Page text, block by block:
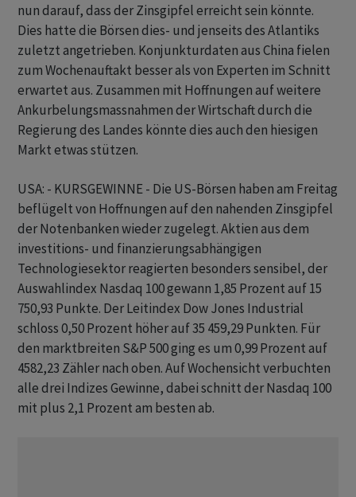
nun darauf, dass der Zinsgipfel erreicht sein könnte.
Dies hatte die Börsen dies- und jenseits des Atlantiks
zuletzt angetrieben. Konjunkturdaten aus China fielen
zum Wochenauftakt besser als von Experten im Schnitt
erwartet aus. Zusammen mit Hoffnungen auf weitere
Ankurbelungsmassnahmen der Wirtschaft durch die
Regierung des Landes könnte dies auch den hiesigen
Markt etwas stützen.
USA: - KURSGEWINNE - Die US-Börsen haben am Freitag
beflügelt von Hoffnungen auf den nahenden Zinsgipfel
der Notenbanken wieder zugelegt. Aktien aus dem
investitions- und finanzierungsabhängigen
Technologiesektor reagierten besonders sensibel, der
Auswahlindex Nasdaq 100 gewann 1,85 Prozent auf 15
750,93 Punkte. Der Leitindex Dow Jones Industrial
schloss 0,50 Prozent höher auf 35 459,29 Punkten. Für
den marktbreiten S&P 500 ging es um 0,99 Prozent auf
4582,23 Zähler nach oben. Auf Wochensicht verbuchten
alle drei Indizes Gewinne, dabei schnitt der Nasdaq 100
mit plus 2,1 Prozent am besten ab.